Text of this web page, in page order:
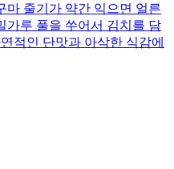
마 줄기가 약간 익으면 얼른
가루 풀을 쑤어서 김치를 담
적인 단맛과 아삭한 식감에